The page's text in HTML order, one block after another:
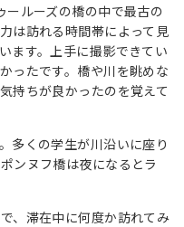
ルーズの橋の中で最古の
は訪れる時間帯によって見
ます。上手に撮影できてい
ったです。橋や川を眺めな
持ちが良かったのを覚えて
多くの学生が川沿いに座り
ンヌフ橋は夜になるとラ
、滞在中に何度か訪れてみ